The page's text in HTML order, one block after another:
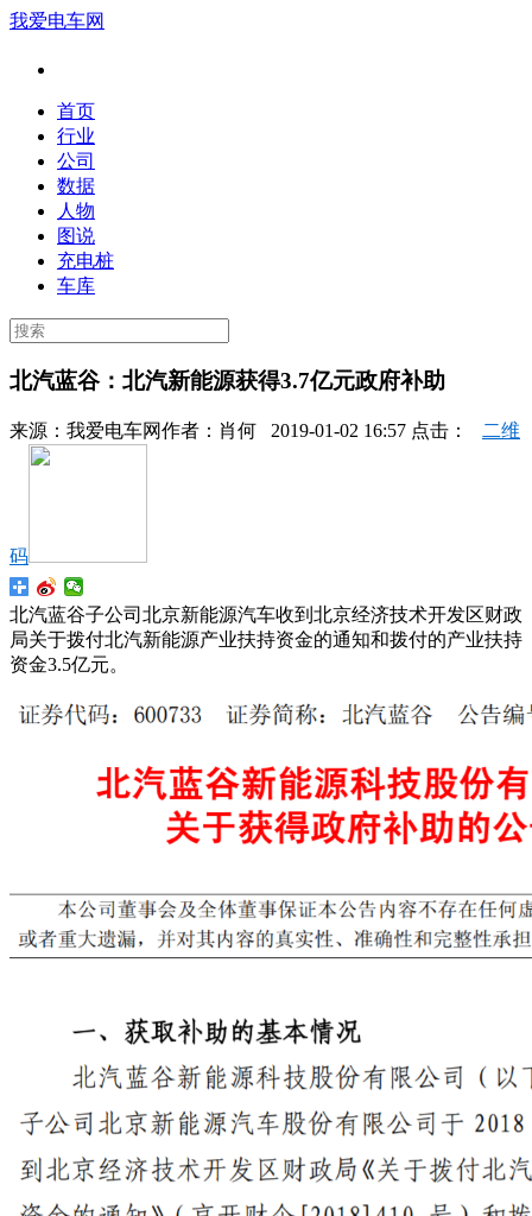
我爱电车网
首页
行业
公司
数据
人物
图说
充电桩
车库
北汽蓝谷：北汽新能源获得3.7亿元政府补助
来源： 我爱电车网作者： 肖何 2019-01-02 16:57 点击： 二维
码
北汽蓝谷子公司北京新能源汽车收到北京经济技术开发区财政
局关于拨付北汽新能源产业扶持资金的通知和拨付的产业扶持
资金3.5亿元。